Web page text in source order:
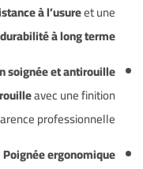
à l’usureet une
durabilité à long terme
soignée et antirouille
avec une finition
professionnelle.
Poignée ergonomique